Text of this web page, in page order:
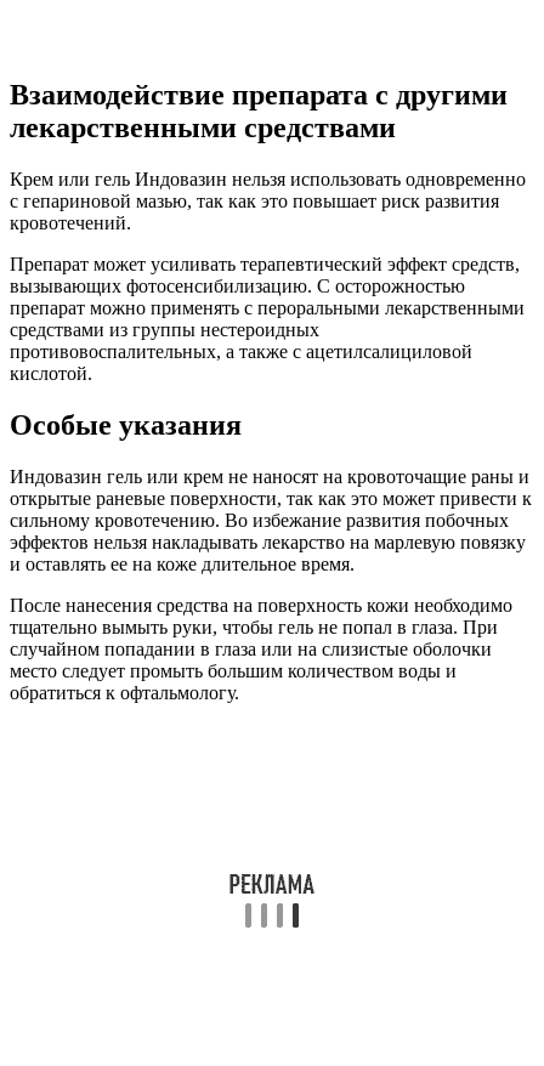
Взаимодействие препарата с другими
лекарственными средствами
Крем или гель Индовазин нельзя использовать одновременно
с гепариновой мазью, так как это повышает риск развития
кровотечений.
Препарат может усиливать терапевтический эффект средств,
вызывающих фотосенсибилизацию. С осторожностью
препарат можно применять с пероральными лекарственными
средствами из группы нестероидных
противовоспалительных, а также с ацетилсалициловой
кислотой.
Особые указания
Индовазин гель или крем не наносят на кровоточащие раны и
открытые раневые поверхности, так как это может привести к
сильному кровотечению. Во избежание развития побочных
эффектов нельзя накладывать лекарство на марлевую повязку
и оставлять ее на коже длительное время.
После нанесения средства на поверхность кожи необходимо
тщательно вымыть руки, чтобы гель не попал в глаза. При
случайном попадании в глаза или на слизистые оболочки
место следует промыть большим количеством воды и
обратиться к офтальмологу.